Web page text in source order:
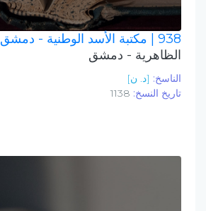
938 | مكتبة الأسد الوطنية - دمشق
الظاهرية - دمشق
الناسخ: [د. ن]
تاريخ النسخ: